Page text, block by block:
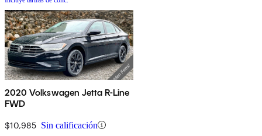
2020 Volkswagen Jetta R-Line
FWD
$10,985 Sin calificación